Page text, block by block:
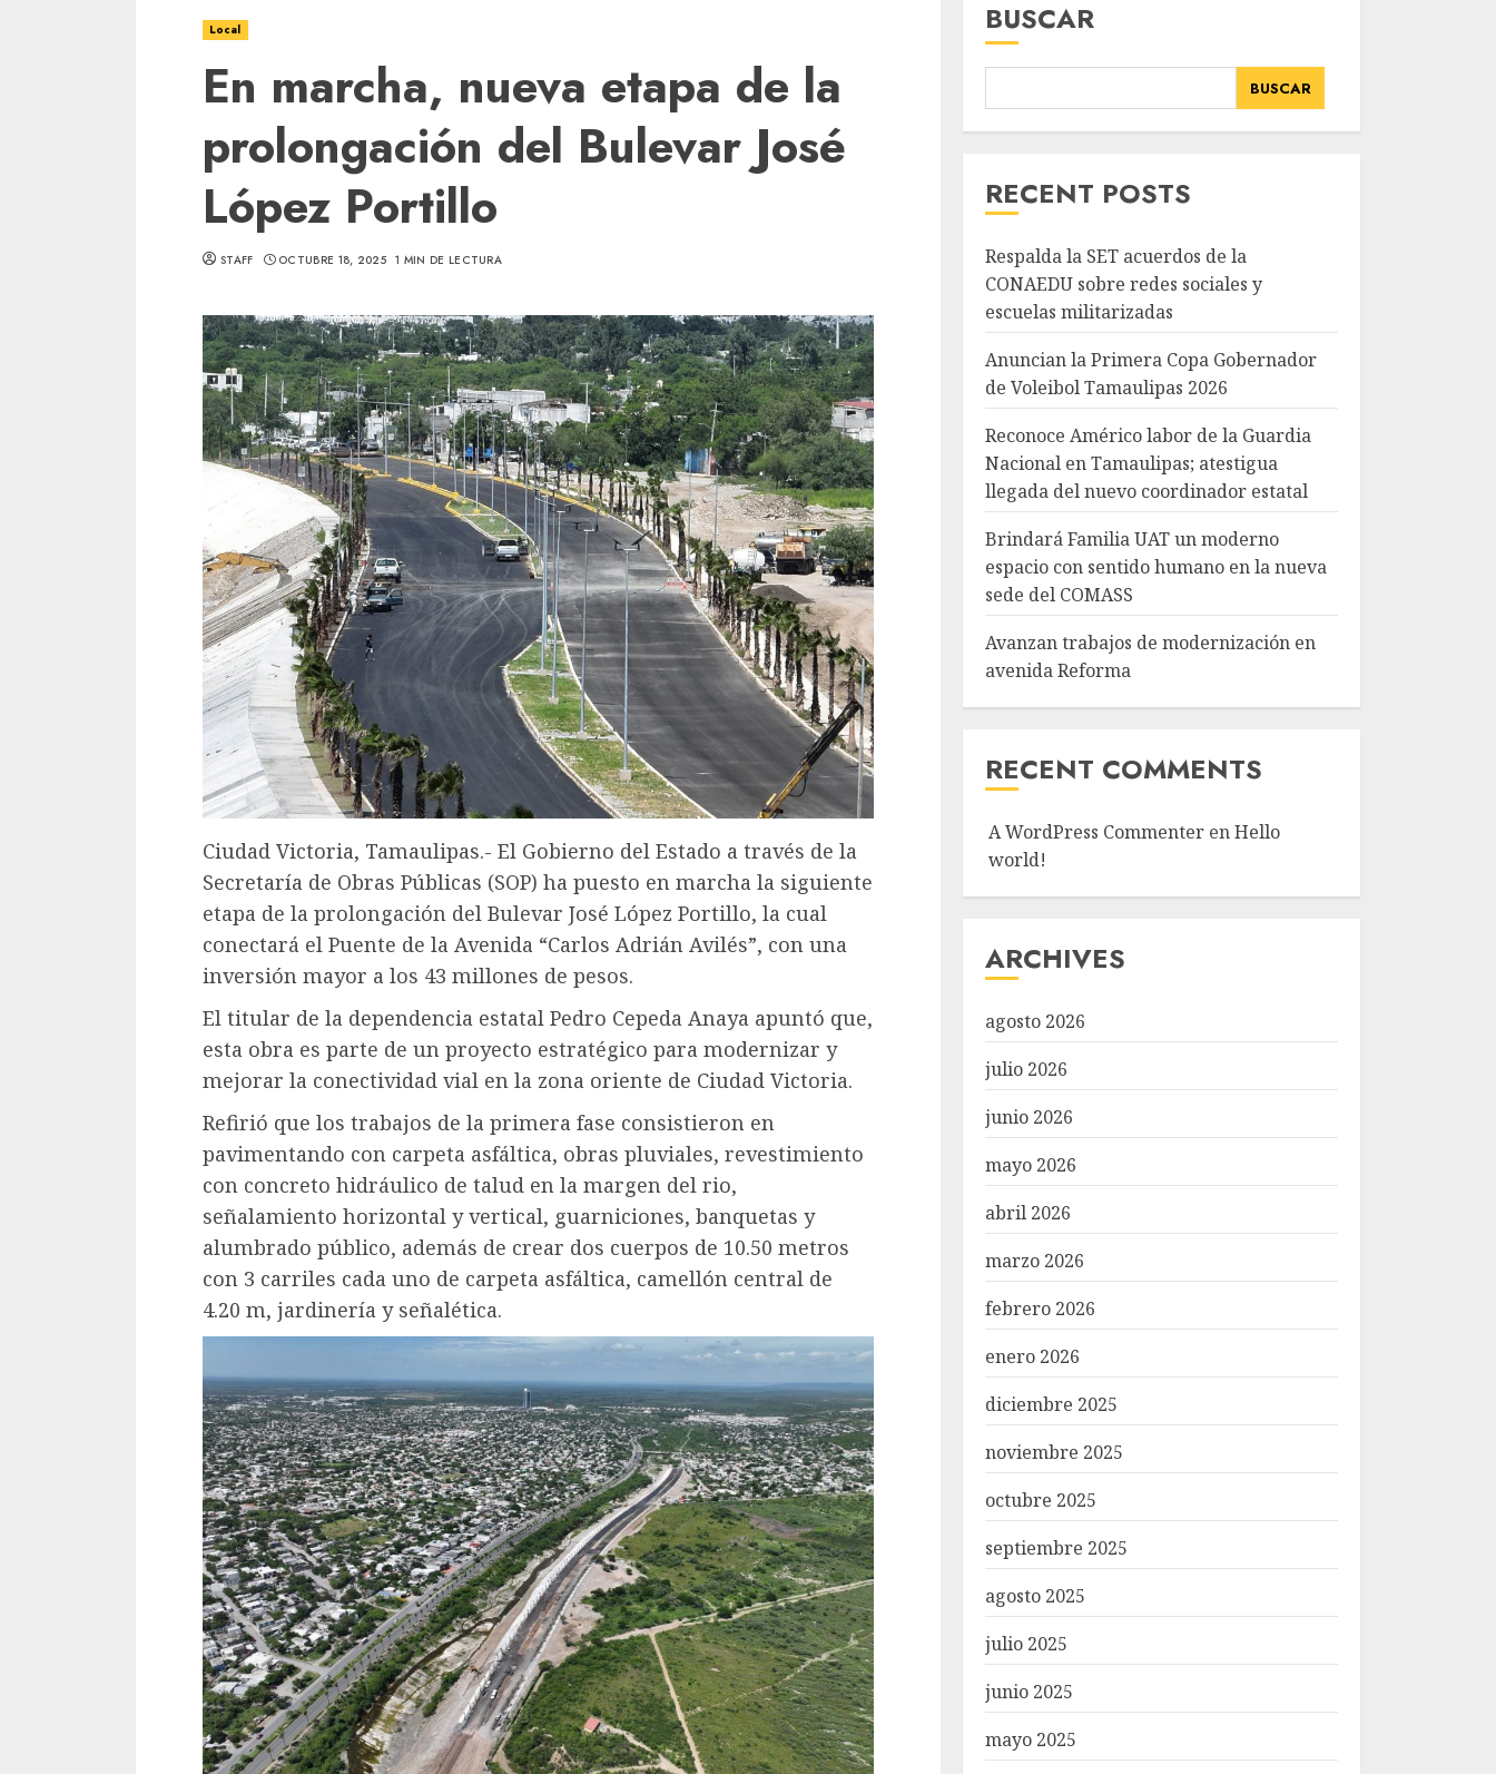
Local
En marcha, nueva etapa de la
prolongación del Bulevar José
López Portillo
STAFF OCTUBRE 18, 2025 1 MIN DE LECTURA
Ciudad Victoria, Tamaulipas.- El Gobierno del Estado a través de la
Secretaría de Obras Públicas (SOP) ha puesto en marcha la siguiente
etapa de la prolongación del Bulevar José López Portillo, la cual
conectará el Puente de la Avenida “Carlos Adrián Avilés”, con una
inversión mayor a los 43 millones de pesos.
El titular de la dependencia estatal Pedro Cepeda Anaya apuntó que,
esta obra es parte de un proyecto estratégico para modernizar y
mejorar la conectividad vial en la zona oriente de Ciudad Victoria.
Refirió que los trabajos de la primera fase consistieron en
pavimentando con carpeta asfáltica, obras pluviales, revestimiento
con concreto hidráulico de talud en la margen del rio,
señalamiento horizontal y vertical, guarniciones, banquetas y
alumbrado público, además de crear dos cuerpos de 10.50 metros
con 3 carriles cada uno de carpeta asfáltica, camellón central de
4.20 m, jardinería y señalética.
BUSCAR
BUSCAR
RECENT POSTS
Respalda la SET acuerdos de la
CONAEDU sobre redes sociales y
escuelas militarizadas
Anuncian la Primera Copa Gobernador
de Voleibol Tamaulipas 2026
Reconoce Américo labor de la Guardia
Nacional en Tamaulipas; atestigua
llegada del nuevo coordinador estatal
Brindará Familia UAT un moderno
espacio con sentido humano en la nueva
sede del COMASS
Avanzan trabajos de modernización en
avenida Reforma
RECENT COMMENTS
A WordPress Commenter enHello
world!
ARCHIVES
agosto 2026
julio 2026
junio 2026
mayo 2026
abril 2026
marzo 2026
febrero 2026
enero 2026
diciembre 2025
noviembre 2025
octubre 2025
septiembre 2025
agosto 2025
julio 2025
junio 2025
mayo 2025